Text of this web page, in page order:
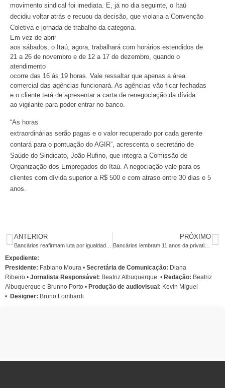
movimento sindical foi imediata. E, já no dia seguinte, o Itaú
decidiu voltar atrás e recuou da decisão, que violaria a Convenção
Coletiva e jornada de trabalho da categoria.
Em vez de abrir
aos sábados, o Itaú, agora, trabalhará com horários estendidos de
21 a 26 de novembro e de 12 a 17 de dezembro, quando o
atendimento
ocorre das 16 às 19 horas. Vale ressaltar que apenas a área
comercial das agências funcionará. As agências vão ficar fechadas
e o cliente terá de apresentar a carta de renegociação da dívida
ao vigilante para poder entrar no banco.
“As horas
extraordinárias serão pagas e o valor recuperado por cada gerente
contará para o pontuação do AGIR”, acrescenta o secretário de
Saúde do Sindicato, João Rufino, que integra a Comissão de
Organização dos Empregados do Itaú. A negociação vale para os
clientes com dívida superior a R$ 500 e com atraso entre 30 dias e 5
anos.
ANTERIOR PRÓXIMO
Bancários lembram 11 anos da privatização do Banespa
Expediente:
Presidente: Fabiano Moura • Secretária de Comunicação: Diana
Ribeiro • Jornalista Responsável: Beatriz Albuquerque • Redação: Beatriz
Albuquerque e Brunno Porto • Produção de audiovisual: Kevin Miguel
• Designer: Bruno Lombardi